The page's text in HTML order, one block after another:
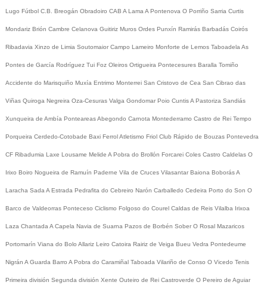
Lugo Fútbol C.B. Breogán Obradoiro CAB A Lama A Pontenova O Porriño Sarria Curtis
Mondariz Brión Cambre Celanova Guitiriz Muros Ordes Punxín Ramirás Barbadás Coirós
Ribadavia Xinzo de Limia Soutomaior Campo Lameiro Monforte de Lemos Taboadela As
Pontes de García Rodríguez Tui Foz Oleiros Ortigueira Pontecesures Baralla Tomiño
Accidente do Marisquiño Muxía Entrimo Monterrei San Cristovo de Cea San Cibrao das
Viñas Quiroga Negreira Oza-Cesuras Valga Gondomar Poio CuntisA Pastoriza Sandiás
Xunqueira de Ambía PonteareasAbegondo Carnota Montederramo Castro de Rei Tempo
Porqueira Cerdedo-Cotobade Baxi FerrolAtletismo Friol Club Rápido de Bouzas Pontevedra
CF Ribadumia Laxe Lousame Melide A Pobra do Brollón Forcarei Coles Castro Caldelas O
Irixo Boiro Nogueira de Ramuín Paderne Vila de Cruces Vilasantar Baiona BoborásA
Laracha Sada A Estrada Pedrafita do Cebreiro Narón Carballedo Cedeira Porto do Son O
Barco de Valdeorras Ponteceso Ciclismo Folgoso do Courel Caldas de Reis Vilalba Irixoa
Laza Chantada A Capela Navia de Suarna Pazos de Borbén Sober O Rosal Mazaricos
Portomarín Viana do Bolo Allariz Leiro Catoira Rairiz de Veiga Bueu Vedra Pontedeume
Nigrán A Guarda Barro A Pobra do Caramiñal Taboada Vilariño de Conso O Vicedo Tenis
Primeira división Segunda división Xente Outeiro de Rei Castroverde O Pereiro de Aguiar